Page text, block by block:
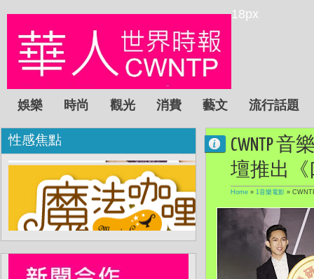
18px
娛樂 時尚 觀光 消費 藝文 流行話題
CWNTP
壇推出《
Home » 1音樂電影 »
性感焦點